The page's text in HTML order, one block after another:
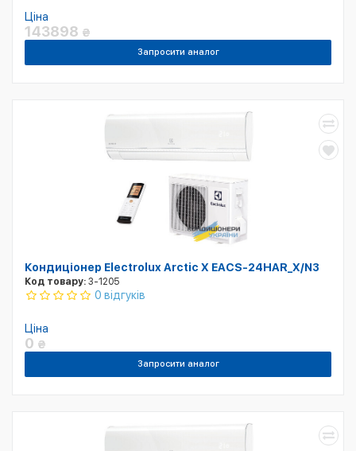
Ціна
143898 ₴
Запросити аналог
Кондиціонер Electrolux Arctic X EACS-24HAR_X/N3
Код товару: 3-1205
0 відгуків
Ціна
0 ₴
Запросити аналог